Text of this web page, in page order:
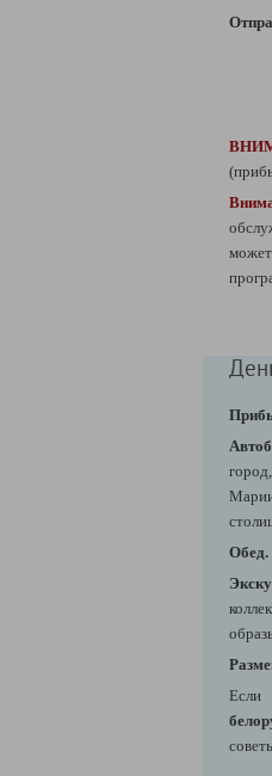
Обед.
Если